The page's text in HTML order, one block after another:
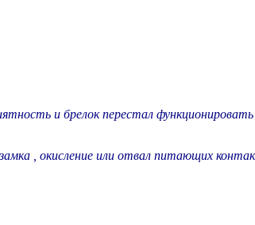
и брелок перестал
, окисление или отвал питающих